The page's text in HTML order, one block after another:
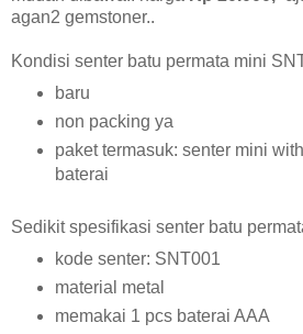
agan2 gemstoner..
Kondisi senter batu permata mini
baru
non packing ya
paket termasuk: senter mini
baterai
Sedikit spesifikasi senter batu
kode senter: SNT001
material metal
memakai 1 pcs baterai AAA